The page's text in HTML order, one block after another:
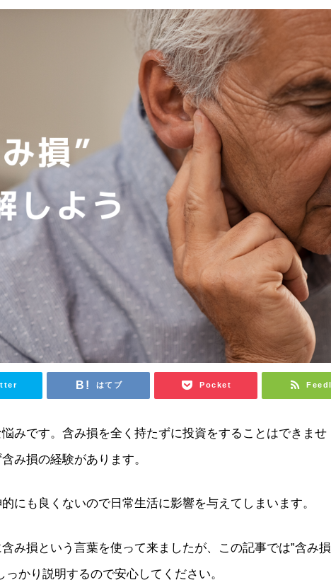
はてブ Pocket
みです。含み損を全く持たずに投資をすることはできませ
み損の経験があります。
にも良くないので日常生活に影響を与えてしまいます。
み損という言葉を使って来ましたが、この記事では”含み損
っかり説明するので安心してください。